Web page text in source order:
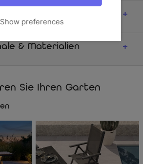
& Materialien
Sie Ihren Garten
Show preferences